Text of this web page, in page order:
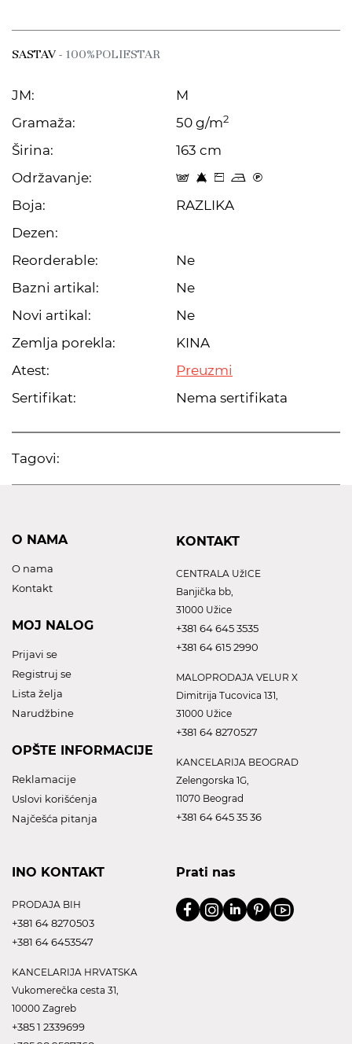
SASTAV- 100%POLIESTAR
JM:
M
Gramaža:
50 g/m2
Širina:
163 cm
Održavanje:
s 8 Z o C
Boja:
RAZLIKA
Dezen:
Reorderable:
Ne
Bazni artikal:
Ne
Novi artikal:
Ne
Zemlja porekla:
KINA
Atest:
Preuzmi
Sertifikat:
Nema sertifikata
Tagovi:
O NAMA
O nama
Kontakt
MOJ NALOG
Prijavi se
Registruj se
Lista želja
Narudžbine
OPŠTE INFORMACIJE
Reklamacije
Uslovi korišćenja
Najčešća pitanja
KONTAKT
CENTRALA UžICE
Banjička bb,
31000 Užice
+381 64 645 3535
+381 64 615 2990
MALOPRODAJA VELUR X
Dimitrija Tucovica 131,
31000 Užice
+381 64 8270527
KANCELARIJA BEOGRAD
Zelengorska 1G,
11070 Beograd
+381 64 645 35 36
INO KONTAKT
PRODAJA BIH
+381 64 8270503
+381 64 6453547
KANCELARIJA HRVATSKA
Vukomerečka cesta 31,
10000 Zagreb
+385 1 2339699
Prati nas